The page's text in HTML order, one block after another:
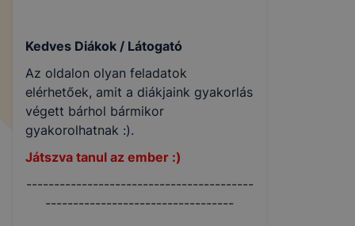
Kedves Diákok / Látogató
Az oldalon olyan feladatok
elérhetőek, amit a diákjaink gyakorlás
végett bárhol bármikor
gyakorolhatnak :).
Játszva tanul az ember :)
-----------------------------------------
----------------------------------